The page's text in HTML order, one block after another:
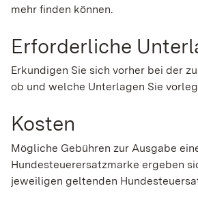
mehr finden können.
Erforderliche
Erkundigen Sie sich vorher bei der
ob und welche Unterlagen Sie
Kosten
Mögliche Gebühren zur Ausgabe
Hundesteuerersatzmarke ergeben
jeweiligen geltenden